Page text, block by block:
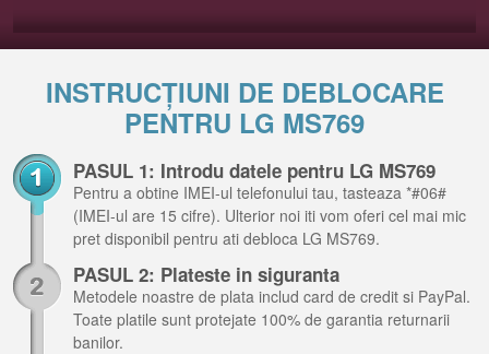
INSTRUCȚIUNI DE DEBLOCARE
PENTRU LG MS769
PASUL 1: Introdu datele pentru LG MS769
Pentru a obtine IMEI-ul telefonului tau, tasteaza *#06#
(IMEI-ul are 15 cifre). Ulterior noi iti vom oferi cel mai mic
pret disponibil pentru ati debloca LG MS769.
PASUL 2: Plateste in siguranta
Metodele noastre de plata includ card de credit si PayPal.
Toate platile sunt protejate 100% de garantia returnarii
banilor.